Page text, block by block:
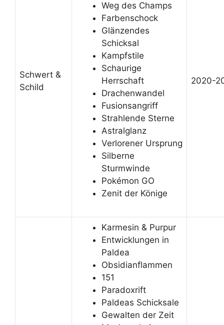
Schwert &
Schild
Weg des Champs
Farbenschock
Glänzendes
Schicksal
Kampfstile
Schaurige
Herrschaft
Drachenwandel
Fusionsangriff
Strahlende Sterne
Astralglanz
Verlorener Ursprung
Silberne
Sturmwinde
Pokémon GO
Zenit der Könige
2020-
Karmesin & Purpur
Entwicklungen in
Paldea
Obsidianflammen
151
Paradoxrift
Paldeas Schicksale
Gewalten der Zeit